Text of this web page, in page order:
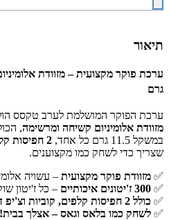
תיאור
גרם
ערכת הפוקר המושלמת לערב טקסס
מזוודת אלומיניום קשיחה ומרשימה
במשקל 11.5 גרם כל אחד,
2 חפיסות קלפים
שצריך כדי לשחק כמו מקצוענים.
✅ מזוודת פוקר מקצועית – עשויה
✅ 300 ז'יטונים איכותיים
– כל ז'יטון שוקל 11.5
✅ כולל 2 חפיסות קלפים, קוביות וצ'יפ דילר
✅ לשחק כמו בלאס וגאס – אצלך בבית!